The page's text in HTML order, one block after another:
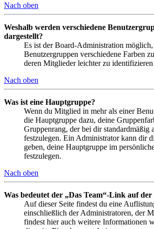
Nach oben
Weshalb werden verschiedene
dargestellt?
Es ist der Board-Administration möglich,
Benutzergruppen verschiedene Farben
deren Mitglieder leichter zu identifizieren
Nach oben
Was ist eine Hauptgruppe?
Wenn du Mitglied in mehr als einer
die Hauptgruppe dazu, deine
Gruppenrang, der bei dir standardmäßig
festzulegen. Ein Administrator kann dir
geben, deine Hauptgruppe im
festzulegen.
Nach oben
Was bedeutet der „Das Team“-Link auf der
Auf dieser Seite findest du eine
einschließlich der Administratoren, der
findest hier auch weitere Informationen